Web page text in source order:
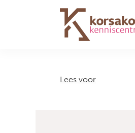
Navigation
Lees voor